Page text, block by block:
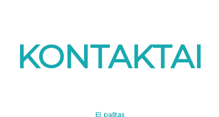
KONTAKTAI
El. paštas